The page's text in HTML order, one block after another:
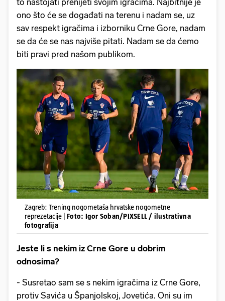
ono što će se događati na terenu i nadam se, uz
sav respekt igračima i izborniku Crne Gore, nadam
se da će se nas najviše pitati. Nadam se da ćemo
biti pravi pred našom publikom.
Zagreb: Trening nogometaša hrvatske nogometne
reprezetacije | Foto: Igor Soban/PIXSELL / ilustrativna
fotografija
Jeste li s nekim iz Crne Gore u dobrim
odnosima?
- Susretao sam se s nekim igračima iz Crne Gore,
protiv Savića u Španjolskoj, Jovetića. Oni su im